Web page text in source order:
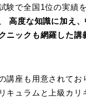
験で全国1位の実績
高度な知識に加え
ニックも網羅した講
講座も用意されてお
キュラムと上級カリ